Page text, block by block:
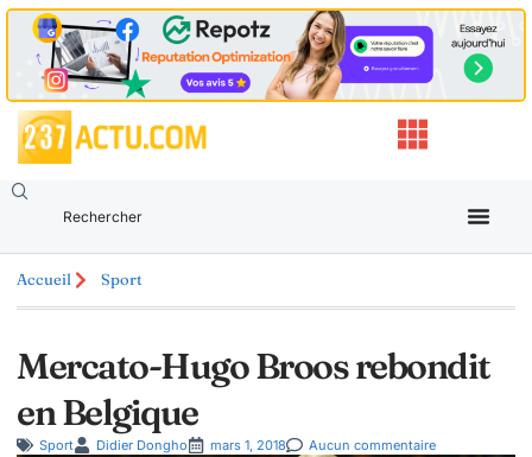
Accueil Sport
Mercato-Hugo Broos rebondit
en Belgique
Sport Didier Dongho mars 1, 2018 Aucun commentaire